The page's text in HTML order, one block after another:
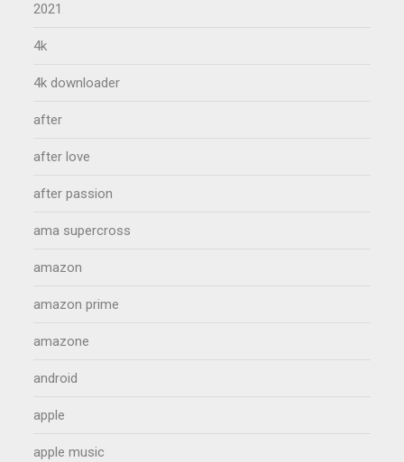
2021
4k
4k downloader
after
after love
after passion
ama supercross
amazon
amazon prime
amazone
android
apple
apple music